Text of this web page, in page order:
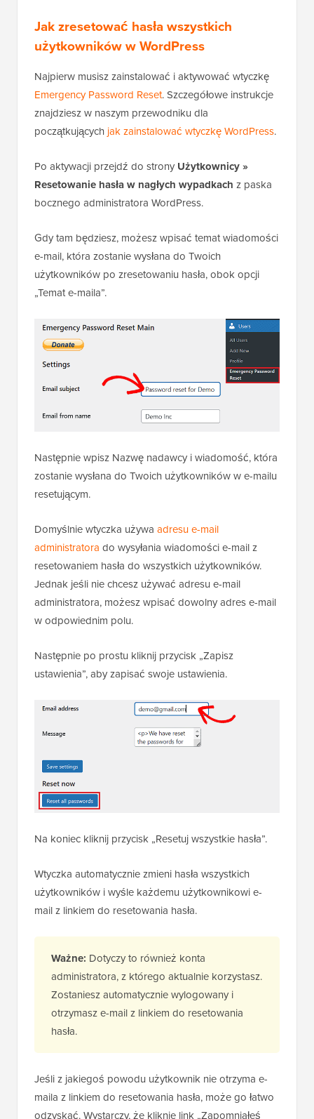
Jak zresetować hasła wszystkich
użytkowników w WordPress
Najpierw musisz zainstalować i aktywować wtyczkę
Emergency Password Reset. Szczegółowe instrukcje
znajdziesz w naszym przewodniku dla
początkujących jak zainstalować wtyczkę WordPress.
Po aktywacji przejdź do strony Użytkownicy »
Resetowanie hasła w nagłych wypadkach z paska
bocznego administratora WordPress.
Gdy tam będziesz, możesz wpisać temat wiadomości
e-mail, która zostanie wysłana do Twoich
użytkowników po zresetowaniu hasła, obok opcji
„Temat e-maila”.
Następnie wpisz Nazwę nadawcy i wiadomość, która
zostanie wysłana do Twoich użytkowników w e-mailu
resetującym.
Domyślnie wtyczka używa adresu e-mail
administratora do wysyłania wiadomości e-mail z
resetowaniem hasła do wszystkich użytkowników.
Jednak jeśli nie chcesz używać adresu e-mail
administratora, możesz wpisać dowolny adres e-mail
w odpowiednim polu.
Następnie po prostu kliknij przycisk „Zapisz
ustawienia”, aby zapisać swoje ustawienia.
Na koniec kliknij przycisk „Resetuj wszystkie hasła”.
Wtyczka automatycznie zmieni hasła wszystkich
użytkowników i wyśle każdemu użytkownikowi e-
mail z linkiem do resetowania hasła.
Ważne: Dotyczy to również konta
administratora, z którego aktualnie korzystasz.
Zostaniesz automatycznie wylogowany i
otrzymasz e-mail z linkiem do resetowania
hasła.
Jeśli z jakiegoś powodu użytkownik nie otrzyma e-
maila z linkiem do resetowania hasła, może go łatwo
odzyskać. Wystarczy, że kliknie link „Zapomniałeś